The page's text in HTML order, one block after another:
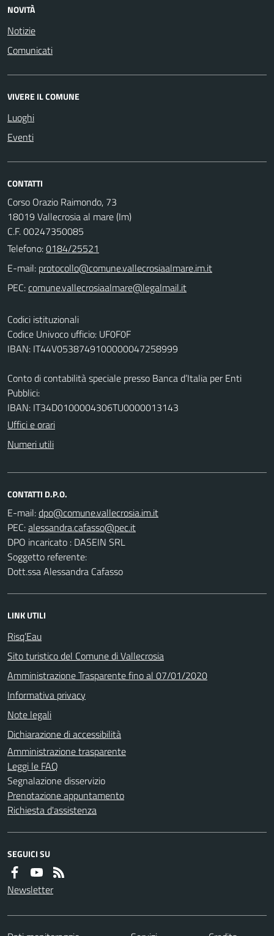
NOVITÀ
Notizie
Comunicati
VIVERE IL COMUNE
Luoghi
Eventi
CONTATTI
Corso Orazio Raimondo, 73
18019 Vallecrosia al mare (Im)
C.F. 00247350085
Telefono:0184/25521
E-mail:
PEC:
Codici istituzionali
Codice Univoco ufficio: UF0F0F
IBAN: IT44V0538749100000047258999
Conto di contabilità speciale presso Banca d’Italia per Enti
Pubblici:
IBAN: IT34D0100004306TU0000013143
Uffici e orari
Numeri utili
CONTATTI D.P.O.
E-mail:
PEC:
DPO incaricato : DASEIN SRL
Soggetto referente:
Dott.ssa Alessandra Cafasso
LINK UTILI
Risq’Eau
Sito turistico del Comune di Vallecrosia
Amministrazione Trasparente fino al 07/01/2020
Informativa privacy
Note legali
Dichiarazione di accessibilità
Amministrazione trasparente
Leggi le FAQ
Segnalazione disservizio
Prenotazione appuntamento
Richiesta d'assistenza
SEGUICI SU
Newsletter